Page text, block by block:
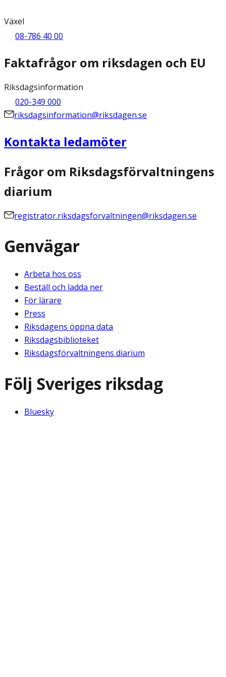
Växel
08-786 40 00
Faktafrågor om riksdagen och EU
Riksdagsinformation
020-349 000
riksdagsinformation@riksdagen.se
Kontakta ledamöter
Frågor om Riksdagsförvaltningens
diarium
registrator.riksdagsforvaltningen@riksdagen.se
Genvägar
Arbeta hos oss
Beställ och ladda ner
För lärare
Press
Riksdagens öppna data
Riksdagsbiblioteket
Riksdagsförvaltningens diarium
Följ Sveriges riksdag
Bluesky